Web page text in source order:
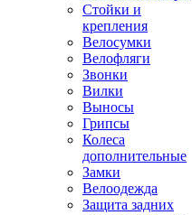
Стойки и
крепления
Велосумки
Велофляги
Звонки
Вилки
Выносы
Грипсы
Колеса
дополнительные
Замки
Велоодежда
Защита задних